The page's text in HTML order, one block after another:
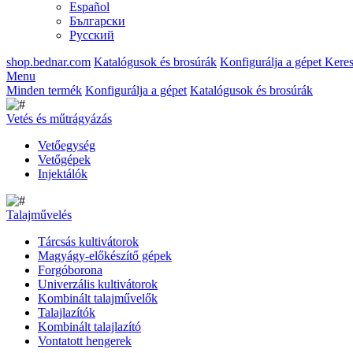
Español
Български
Русский
shop.bednar.com Katalógusok és brosúrák Konfigurálja a gépet
Menu
Minden termék Konfigurálja a gépet Katalógusok és brosúrák
Vetés és műtrágyázás
Vetőegység
Vetőgépek
Injektálók
Talajművelés
Tárcsás kultivátorok
Magyágy-előkészítő gépek
Forgóborona
Univerzális kultivátorok
Kombinált talajművelők
Talajlazítók
Kombinált talajlazító
Vontatott hengerek